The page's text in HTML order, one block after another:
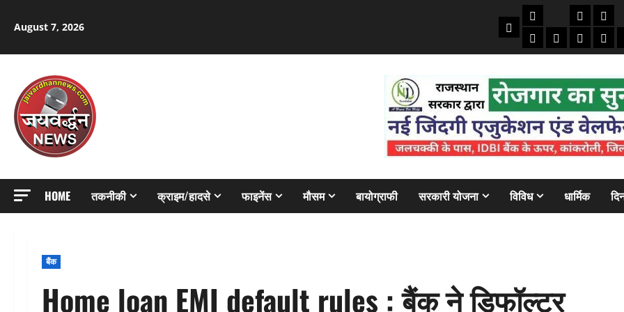
August 7, 2026 Home
तकनीकी
ऑटो
मोबाइल
क्राइम/
अजबबैंक
HOME तकनीकी क्राइम/हादसे फाइनेंस मौसम बायोग्राफी सरकारी योजना विविध धार्मिक
बैंक
Home loan EMI default rules : बैंक ने डिफॉल्टर